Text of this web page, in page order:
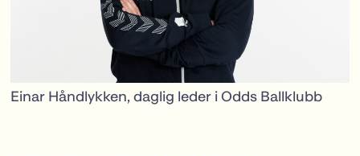
Einar Håndlykken, daglig leder i Odds Ballklubb